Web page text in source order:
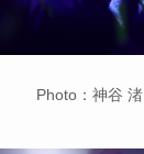
Photo：神谷 渚